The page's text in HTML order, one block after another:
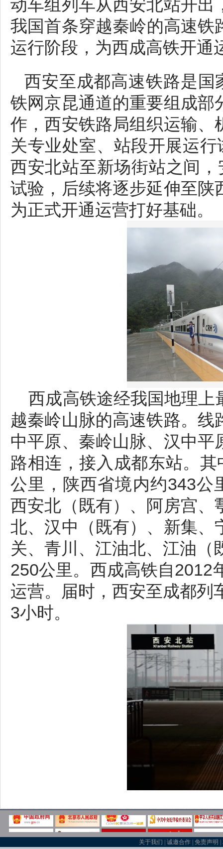
动车组列车从西安北站开出
我国首条穿越秦岭的高速
运行阶段，为西成高铁开通
西安至成都高速铁路是国
铁网京昆通道的重要组成部
作，西安铁路局组织运输、
关专业处室、站段开展运
西安北站至新场街站之间
试验，后续将逐步延伸至陕
为正式开通运营打好基础。
西成高铁途经我国地理上
越秦岭山脉的高速铁路。
中平原、秦岭山脉、汉中
路相连，接入成都东站。
公里，陕西省境内约343公
西安北（既有）、阿房宫、
北、汉中（既有）、新集、
关、青川、江油北、江油（
250公里。西成高铁自2012
运营。届时，西安至成都列
3小时。
关于我们 |诚邀合作 |免责声明 |